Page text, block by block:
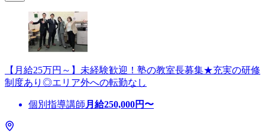
【月給25万円～】未経験歓迎！塾の教室長募集★充実の研修
制度あり◎エリア外への転勤なし
個別指導講師 月給250,000円〜